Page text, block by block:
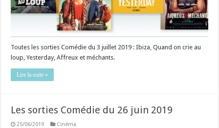
Toutes les sorties Comédie du 3 juillet 2019 : Ibiza, Quand on crie au
loup, Yesterday, Affreux et méchants.
Lire la suite »
Les sorties Comédie du 26 juin 2019
25/06/2019 Cinéma